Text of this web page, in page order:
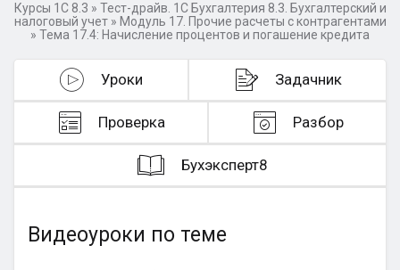
Курсы 1С 8.3 » Тест-драйв. 1C Бухгалтерия 8.3. Бухгалтерский и
налоговый учет» Модуль 17. Прочие расчеты с контрагентами
» Тема 17.4: Начисление процентов и погашение кредита
Уроки Задачник
Проверка Разбор
Бухэксперт8
Видеоуроки по теме